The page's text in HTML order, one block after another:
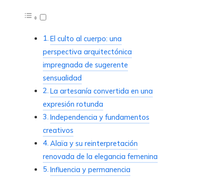
El culto al cuerpo: una
perspectiva arquitectónica
impregnada de sugerente
sensualidad
La artesanía convertida en una
expresión rotunda
Independencia y fundamentos
creativos
Alaïa y su reinterpretación
renovada de la elegancia femenina
Influencia y permanencia